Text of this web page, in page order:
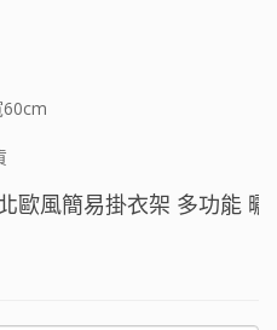
風簡易掛衣架 多功能 曬